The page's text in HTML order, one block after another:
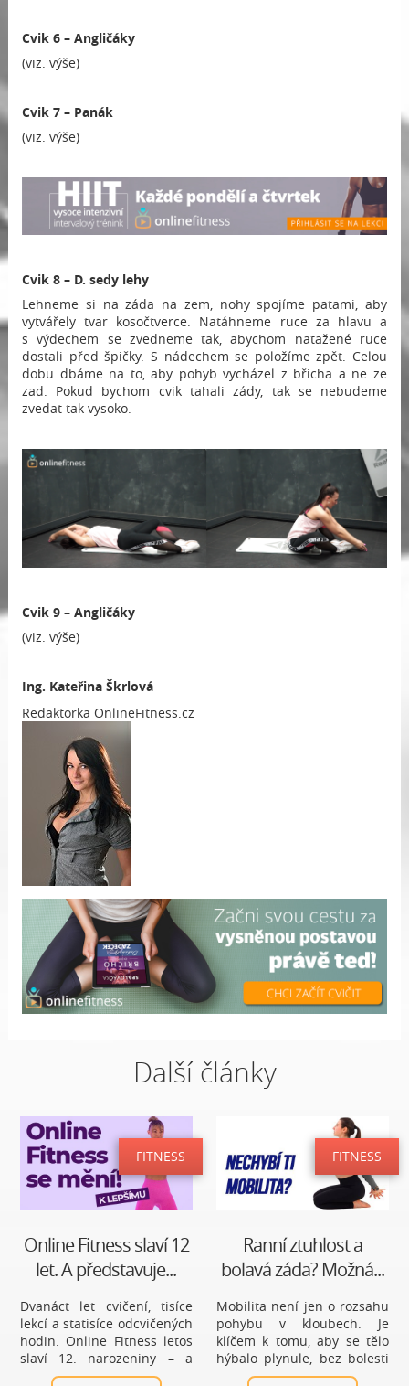
Cvik 6 – Angličáky
(viz. výše)
Cvik 7 – Panák
(viz. výše)
Cvik 8 – D. sedy lehy
Lehneme si na záda na zem, nohy spojíme patami, aby
vytvářely tvar kosočtverce. Natáhneme ruce za hlavu a
s výdechem se zvedneme tak, abychom natažené ruce
dostali před špičky. S nádechem se položíme zpět. Celou
dobu dbáme na to, aby pohyb vycházel z břicha a ne ze
zad. Pokud bychom cvik tahali zády, tak se nebudeme
zvedat tak vysoko.
Cvik 9 – Angličáky
(viz. výše)
Ing. Kateřina Škrlová
Redaktorka OnlineFitness.cz
Další články
FITNESS
Online Fitness slaví 12
let. A představuje...
Dvanáct let cvičení, tisíce
lekcí a statisíce odcvičených
hodin. Online Fitness letos
slaví 12. narozeniny – a
místo ohlížení se zpět se
FITNESS
Ranní ztuhlost a
bolavá záda? Možná...
Mobilita není jen o rozsahu
pohybu v kloubech. Je
klíčem k tomu, aby se tělo
hýbalo plynule, bez bolesti
a s lehkostí. Pomáhá